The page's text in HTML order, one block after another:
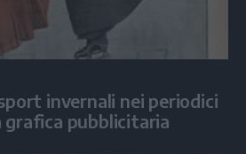
invernali nei periodici
pubblicitaria